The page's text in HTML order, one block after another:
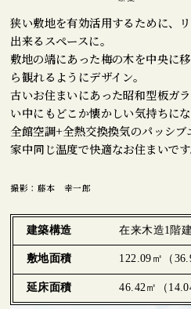
狭い敷地を有効活用するために、
出来るスペースに。
敷地の端にあった梅の木を中央に
ら観れるようにデザイン。
古いお住まいにあった昭和型板ガ
い中にもどこか懐かしい気持ちにな
全館空調+全熱交換換気のパッシブ
家中同じ温度で快適なお住まいです
撮影：藤本 幸一郎
建築構造 在来木造1階
敷地面積 122.09㎡（
延床面積 46.42㎡（